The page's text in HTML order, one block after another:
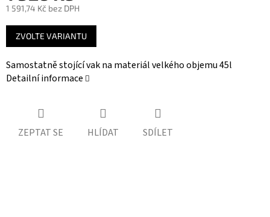
1 591,74 Kč bez DPH
Měrná
cena:
ZVOLTE VARIANTU
Samostatně stojící vak na materiál velkého objemu 45l
Detailní informace
ZEPTAT SE HLÍDAT SDÍLET